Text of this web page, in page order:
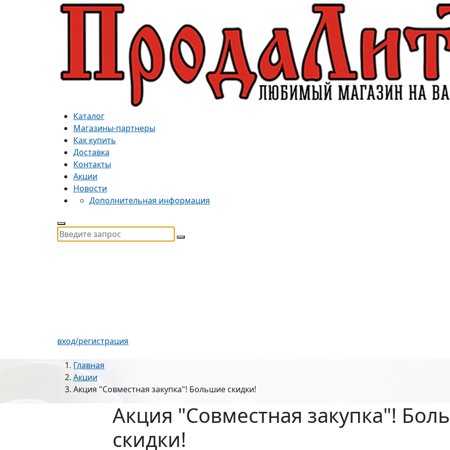
Каталог
Магазины-партнеры
Как купить
Доставка
Контакты
Акции
Новости
Дополнительная информация
вход/регистрация
Главная
Акции
Акция "Совместная закупка"! Большие скидки!
Акция "Совместная закупка"!
скидки!